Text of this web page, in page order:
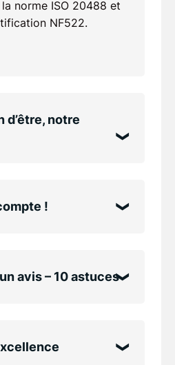
norme ISO 20488 et
NF522.
d’être, notre
!
avis – 10 astuces